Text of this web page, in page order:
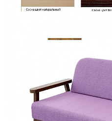
Шкаф для одежды ГМ 8423
52 938 ₽
58 820 ₽
В корзину